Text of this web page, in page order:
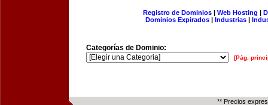
Registro de Dominios| Web Hosting |
Dominios Expirados | Industrias |
Categorías de Dominio:
[Pág.
** Precios